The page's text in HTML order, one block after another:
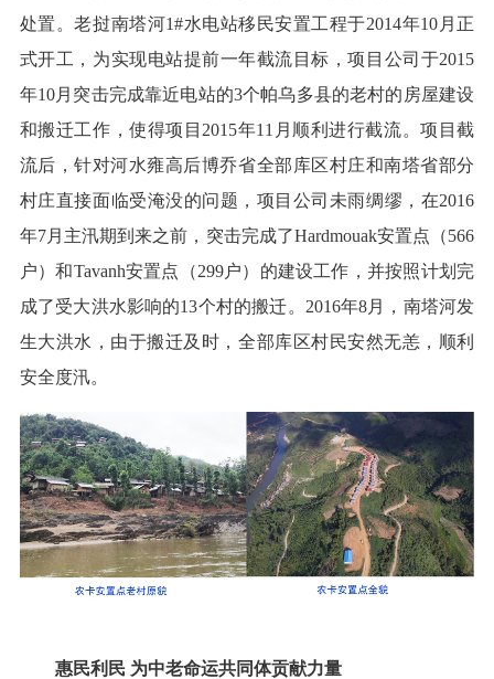
处置。老挝南塔河1#水电站移民安置工程于2014年10月正
式开工，为实现电站提前一年截流目标，项目公司于2015
年10月突击完成靠近电站的3个帕乌多县的老村的房屋建设
和搬迁工作，使得项目2015年11月顺利进行截流。项目截
流后，针对河水雍高后博乔省全部库区村庄和南塔省部分
村庄直接面临受淹没的问题，项目公司未雨绸缪，在2016
年7月主汛期到来之前，突击完成了Hardmouak安置点（566
户）和Tavanh安置点（299户）的建设工作，并按照计划完
成了受大洪水影响的13个村的搬迁。2016年8月，南塔河发
生大洪水，由于搬迁及时，全部库区村民安然无恙，顺利
安全度汛。
惠民利民 为中老命运共同体贡献力量